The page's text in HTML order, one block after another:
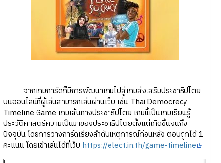
จากเกมการ์ดก็มีการพัฒนาเกมไปสู่เกมส่งเสริมประชาธิปไตย
บนออนไลน์ที่ผู้เล่นสามารถเล่นผ่านเว็บ เช่น Thai Democrecy
Timeline Game เกมเส้นทางประชาธิปไตย เกมนี้เป็นเกมเรียนรู้
ประวัติศาสตร์ความเป็นมาของประชาธิปไตยตั้งแต่เกิดขึ้นจนถึง
ปัจจุบัน โดยการวางการ์ดเรียงลำดับเหตุการณ์ก่อนหลัง ตอบถูกได้ 1
คะแนน โดยเข้าเล่นได้ที่เว็บ https://elect.in.th/game-timeline